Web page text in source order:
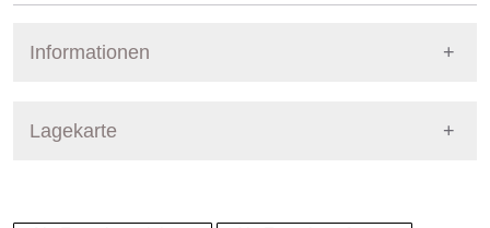
Informationen
Lagekarte